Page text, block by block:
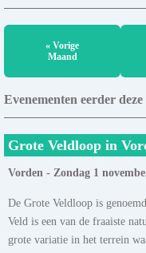
« Vorige
Maand
Evenementen eerder
Grote Veldloop in
Vorden - Zondag 1
De Grote Veldloop is
Veld is een van de fraaiste
grote variatie in het terrein